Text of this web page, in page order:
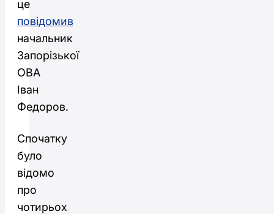
це
повідомив
начальник
Запорізької
ОВА
Іван
Федоров.
Спочатку
було
відомо
про
чотирьох